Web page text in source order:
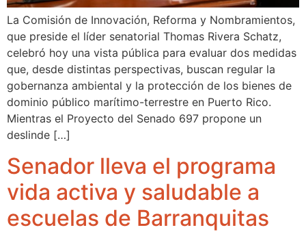
La Comisión de Innovación, Reforma y Nombramientos,
que preside el líder senatorial Thomas Rivera Schatz,
celebró hoy una vista pública para evaluar dos medidas
que, desde distintas perspectivas, buscan regular la
gobernanza ambiental y la protección de los bienes de
dominio público marítimo-terrestre en Puerto Rico.
Mientras el Proyecto del Senado 697 propone un
deslinde […]
Senador lleva el programa
vida activa y saludable a
escuelas de Barranquitas